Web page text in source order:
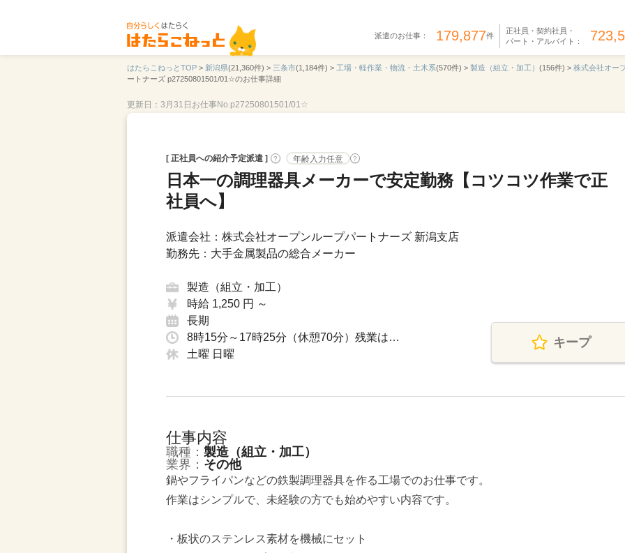
派遣のお仕事： 179,877件
正社員・契約社員・
パート・アルバイト：
はたらこねっとTOP > 新潟県(21,360件) > 三条市(1,184件) > 工場・軽作業・物流・土木系(570件) > 製造（組立・加工） (156件) > 株式会社オー
ートナーズ p27250801501/01☆のお仕事詳細
更新日：3月31日 お仕事No.p27250801501/01☆
[ 正社員への紹介予定派遣 ] ? 年齢入力任意 ?
日本一の調理器具メーカーで安定勤務【コツコツ作業で正
社員へ】
派遣会社：株式会社オープンループパートナーズ 新潟支店
勤務先：大手金属製品の総合メーカー
製造（組立・加工）
時給 1,250 円 ～
長期
8時15分～17時25分（休憩70分）残業は…
土曜 日曜
キープ
仕事内容
職種： 製造（組立・加工）
業界： その他
鍋やフライパンなどの鉄製調理器具を作る工場でのお仕事です。
作業はシンプルで、未経験の方でも始めやすい内容です。
・板状のステンレス素材を機械にセット